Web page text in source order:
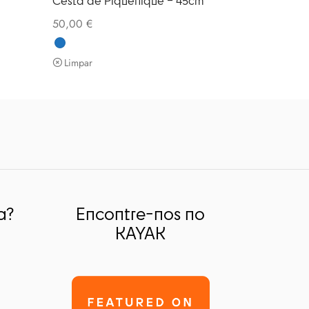
50,00 €
Limpar
Encontre-nos no
KAYAK